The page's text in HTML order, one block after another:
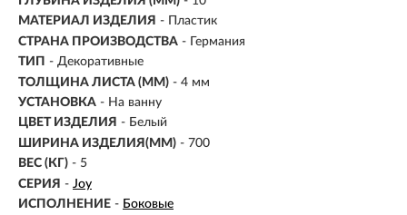
МАТЕРИАЛ ИЗДЕЛИЯ -
Пластик
СТРАНА ПРОИЗВОДСТВА - Германия
ТИП - Декоративные
ТОЛЩИНА ЛИСТА (ММ) - 4 мм
УСТАНОВКА - На ванну
ЦВЕТ ИЗДЕЛИЯ - Белый
ШИРИНА ИЗДЕЛИЯ(ММ) - 700
ВЕС (КГ) - 5
СЕРИЯ - Joy
ИСПОЛНЕНИЕ - Боковые